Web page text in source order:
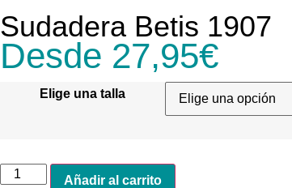
Sudadera Betis 1907
Desde 27,95€
Elige una talla
Añadir al carrito